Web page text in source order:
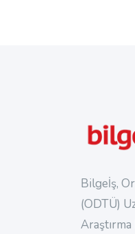
Bilgeİş,
(ODTÜ)